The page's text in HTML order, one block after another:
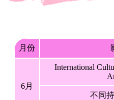
月份
6月
International
不同